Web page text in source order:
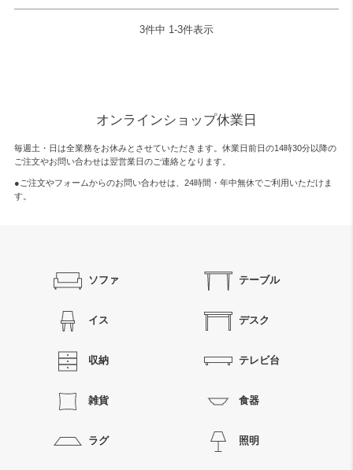
3件中 1-3件表示
オンラインショップ休業日
毎週土・日は全業務をお休みとさせていただきます。休業日前日の14時30分以降の
ご注文やお問い合わせは翌営業日のご連絡となります。
●ご注文やフォームからのお問い合わせは、 24時間・年中無休でご利用いただけま
す。
ソファ テーブル
イス デスク
収納 テレビ台
雑貨 食器
ラグ 照明